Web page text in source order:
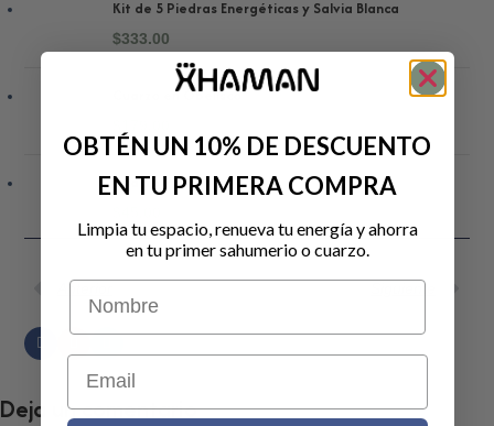
Kit de 5 Piedras Energéticas y Salvia Blanca
$333.00
Cuarzo en Obelisco
Cuarzo Pulido Individual
Anterior Siguiente
Deja un comentario
OBTÉN UN 10% DE DESCUENTO
EN TU PRIMERA COMPRA
Limpia tu espacio, renueva tu energía y ahorra
en tu primer sahumerio o cuarzo.
Nombre
Email